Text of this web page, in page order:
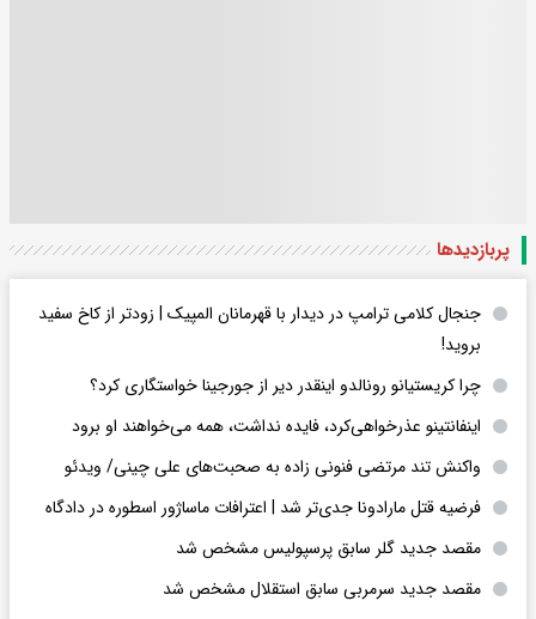
پربازدید‌ها
جنجال کلامی ترامپ در دیدار با قهرمانان المپیک | زودتر از کاخ سفید
بروید!
چرا کریستیانو رونالدو اینقدر دیر از جورجینا خواستگاری کرد؟
اینفانتینو عذرخواهی‌کرد، فایده نداشت، همه می‌خواهند او برود
واکنش تند مرتضی فنونی زاده به صحبت‌های علی چینی/ ویدئو
فرضیه قتل مارادونا جدی‌تر شد | اعترافات ماساژور اسطوره در دادگاه
مقصد جدید گلر سابق پرسپولیس مشخص شد
مقصد جدید سرمربی سابق استقلال مشخص شد